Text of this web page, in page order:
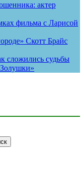
актер
фильма с Ларисой
Скотт Брайс
сложились судьбы